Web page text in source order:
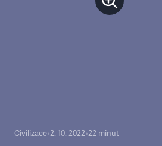
Civilizace•2. 10. 2022•22 minut